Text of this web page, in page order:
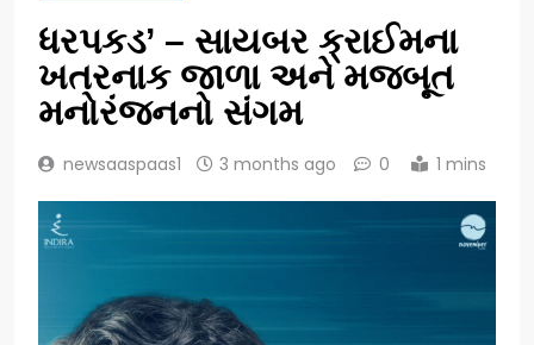
ધરપકડ’ – સાયબર ક્રાઈમના
ખતરનાક જાળા અને મજબૂત
મનોરંજનનો સંગમ
newsaaspaas1 3 months ago 0 1 mins